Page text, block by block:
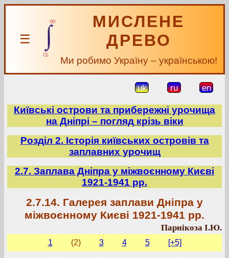
☰
МИСЛЕНЕ
ДРЕВО
Ми робимо Україну – українською!
uk ru en
Київські острови та прибережні урочища
на Дніпрі – погляд крізь віки
Розділ 2. Історія київських островів та
заплавних урочищ
2.7. Заплава Дніпра у міжвоєнному Києві
1921-1941 рр.
2.7.14. Галерея заплави Дніпра у
міжвоєнному Києві 1921-1941 рр.
Парнікоза І.Ю.
1 (2) 3 4 5 [+5]